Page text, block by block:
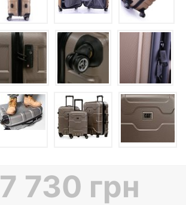
7 730 грн